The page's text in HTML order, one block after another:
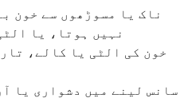
ناک یا مسوڑھوں سے خون
نہیں ہوتا، یا
خون کی الٹی یا کالے،
سانس لینے میں دشواری یا